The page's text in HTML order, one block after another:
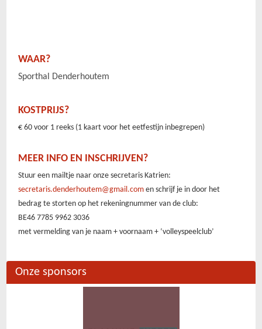
WAAR?
Sporthal Denderhoutem
KOSTPRIJS?
€ 60 voor 1 reeks (1 kaart voor het eetfestijn inbegrepen)
MEER INFO EN INSCHRIJVEN?
Stuur een mailtje naar onze secretaris Katrien:
secretaris.denderhoutem@gmail.com en schrijf je in door het
bedrag te storten op het rekeningnummer van de club:
BE46 7785 9962 3036
met vermelding van je naam + voornaam + ‘volleyspeelclub’
Onze sponsors